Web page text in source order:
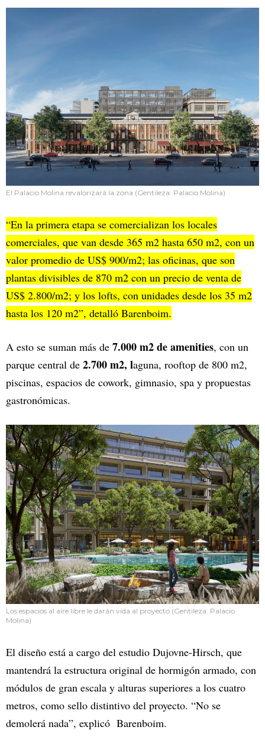
El Palacio Molina revalorizará la zona (Gentileza: Palacio Molina)
“En la primera etapa se comercializan los locales
comerciales, que van desde 365 m2 hasta 650 m2, con un
valor promedio de US$ 900/m2; las oficinas, que son
plantas divisibles de 870 m2 con un precio de venta de
US$ 2.800/m2; y los lofts, con unidades desde los 35 m2
hasta los 120 m2”, detalló Barenboim.
A esto se suman más de 7.000 m2 de amenities, con un
parque central de 2.700 m2, laguna, rooftop de 800 m2,
piscinas, espacios de cowork, gimnasio, spa y propuestas
gastronómicas.
Los espacios al aire libre le darán vida al proyecto (Gentileza: Palacio
Molina)
El diseño está a cargo del estudio Dujovne-Hirsch, que
mantendrá la estructura original de hormigón armado, con
módulos de gran escala y alturas superiores a los cuatro
metros, como sello distintivo del proyecto. “No se
demolerá nada”, explicó Barenboim.